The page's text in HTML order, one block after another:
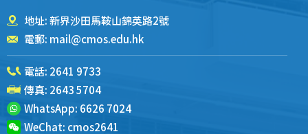
地址: 新界沙田馬鞍山錦英路2號
電郵: mail@cmos.edu.hk
電話: 2641 9733
傳真: 2643 5704
WhatsApp: 6626 7024
WeChat: cmos2641